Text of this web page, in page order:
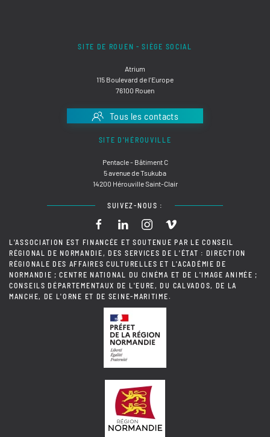
SITE DE ROUEN - SIÈGE SOCIAL
Atrium
115 Boulevard de l'Europe
76100 Rouen
Tous les contacts
SITE D'HÉROUVILLE
Pentacle - Bâtiment C
5 avenue de Tsukuba
14200 Hérouville Saint-Clair
SUIVEZ-NOUS :
L'ASSOCIATION EST FINANCÉE ET SOUTENUE PAR LE CONSEIL
RÉGIONAL DE NORMANDIE, DES SERVICES DE L'ÉTAT : DIRECTION
RÉGIONALE DES AFFAIRES CULTURELLES ET L'ACADÉMIE DE
NORMANDIE ; CENTRE NATIONAL DU CINÉMA ET DE L'IMAGE ANIMÉE ;
CONSEILS DÉPARTEMENTAUX DE L'EURE, DU CALVADOS, DE LA
MANCHE, DE L'ORNE ET DE SEINE-MARITIME.